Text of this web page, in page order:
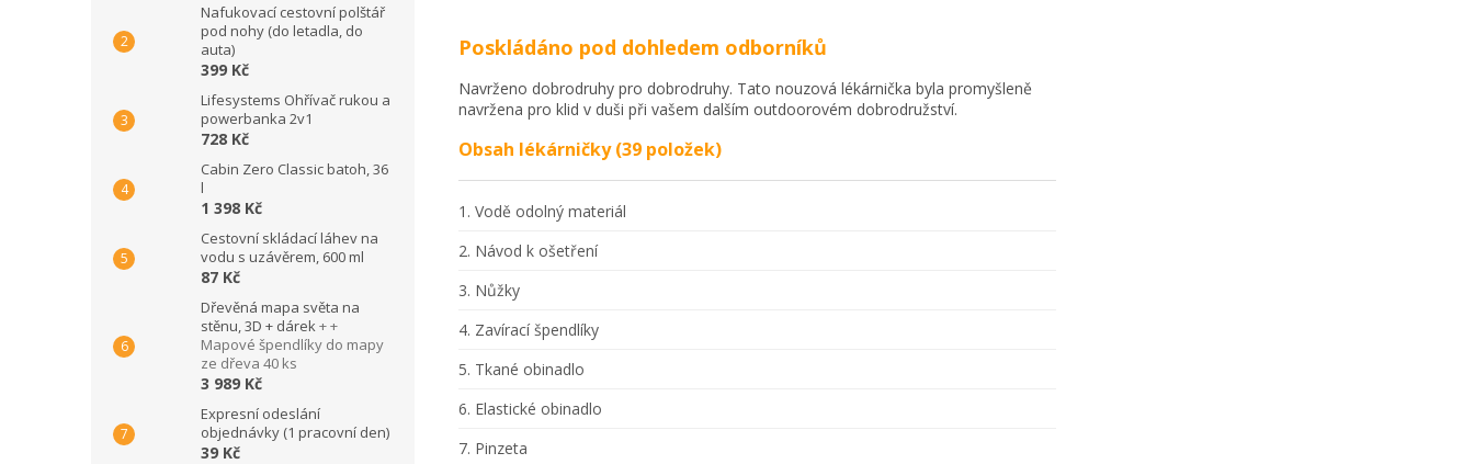
Nafukovací cestovní polštář
pod nohy (do letadla, do
auta)
399 Kč
Lifesystems Ohřívač rukou a
powerbanka 2v1
728 Kč
Cabin Zero Classic batoh, 36
l
1 398 Kč
Cestovní skládací láhev na
vodu s uzávěrem, 600 ml
87 Kč
Dřevěná mapa světa na
stěnu, 3D + dárek+ +
Mapové špendlíky do mapy
ze dřeva 40 ks
3 989 Kč
Expresní odeslání
objednávky (1 pracovní den)
39 Kč
Poskládáno pod dohledem odborníků
Navrženo dobrodruhy pro dobrodruhy. Tato nouzová lékárnička byla promyšleně
navržena pro klid v duši při vašem dalším outdoorovém dobrodružství.
Obsah lékárničky (39 položek)
1. Vodě odolný materiál
2. Návod k ošetření
3. Nůžky
4. Zavírací špendlíky
5. Tkané obinadlo
6. Elastické obinadlo
7. Pinzeta